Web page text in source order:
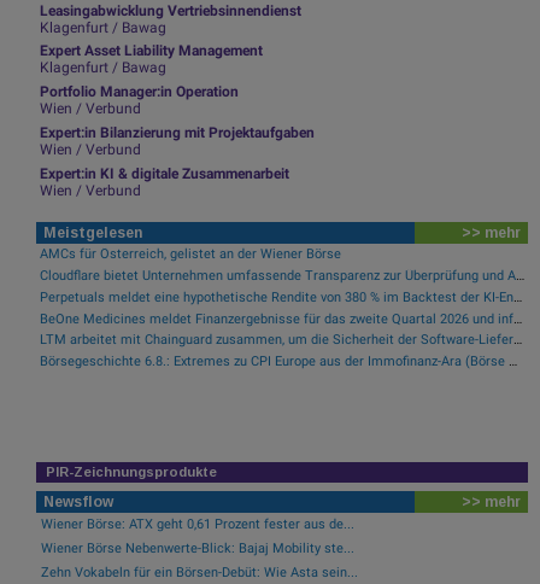
Leasingabwicklung Vertriebsinnendienst
Klagenfurt / Bawag
Expert Asset Liability Management
Klagenfurt / Bawag
Portfolio Manager:in Operation
Wien / Verbund
Expert:in Bilanzierung mit Projektaufgaben
Wien / Verbund
Expert:in KI & digitale Zusammenarbeit
Wien / Verbund
Meistgelesen >> mehr
AMCs für Österreich, gelistet an der Wiener Börse
Cloudflare bietet Unternehmen umfassende Transparenz zur Überprüfung und Analyse des KI-Einsatzes
Perpetuals meldet eine hypothetische Rendite von 380 % im Backtest der KI-Engine, die die risikofreie Handelsplattform „UpsideOnly“ antreibt
BeOne Medicines meldet Finanzergebnisse für das zweite Quartal 2026 und informiert über aktuelle Geschäftsentwicklungen
LTM arbeitet mit Chainguard zusammen, um die Sicherheit der Software-Lieferkette durch BlueVerse™ RightLogic zu stärken
Börsegeschichte 6.8.: Extremes zu CPI Europe aus der Immofinanz-Ära (Börse Geschichte) (BörseGeschichte)
PIR-Zeichnungsprodukte
Newsflow >> mehr
Wiener Börse: ATX geht 0,61 Prozent fester aus de...
Wiener Börse Nebenwerte-Blick: Bajaj Mobility ste...
Zehn Vokabeln für ein Börsen-Debüt: Wie Asta sein...